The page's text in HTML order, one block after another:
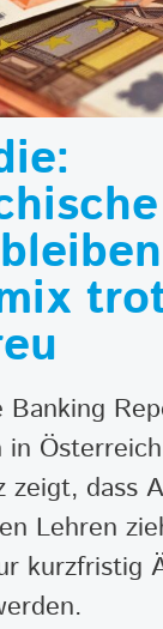
zeigt, dass
Lehren
kurzfristig